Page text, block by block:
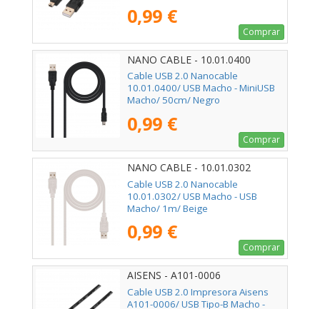
0,99 €
Comprar
NANO CABLE - 10.01.0400
Cable USB 2.0 Nanocable
10.01.0400/ USB Macho - MiniUSB
Macho/ 50cm/ Negro
0,99 €
Comprar
NANO CABLE - 10.01.0302
Cable USB 2.0 Nanocable
10.01.0302/ USB Macho - USB
Macho/ 1m/ Beige
0,99 €
Comprar
AISENS - A101-0006
Cable USB 2.0 Impresora Aisens
A101-0006/ USB Tipo-B Macho -